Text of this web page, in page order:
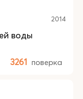
2014
воды
3261 поверка